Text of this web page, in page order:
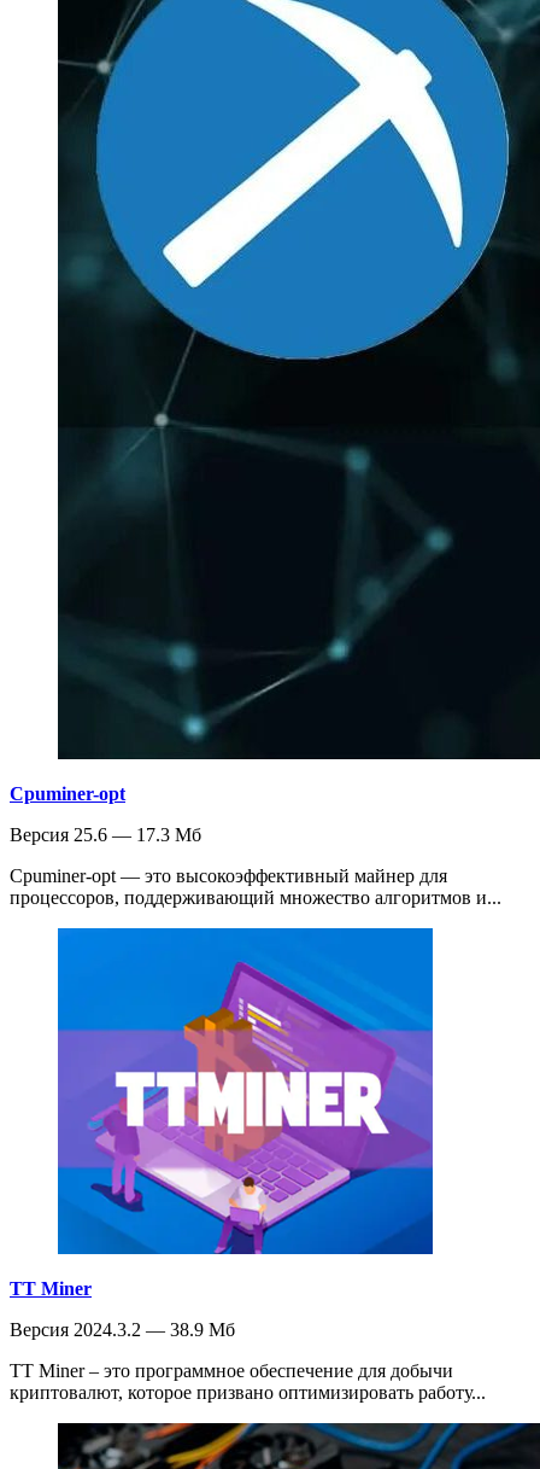
Cpuminer-opt
Версия 25.6 — 17.3 Мб
Cpuminer-opt — это высокоэффективный майнер для
процессоров, поддерживающий множество алгоритмов и...
TT Miner
Версия 2024.3.2 — 38.9 Мб
TT Miner – это программное обеспечение для добычи
криптовалют, которое призвано оптимизировать работу...